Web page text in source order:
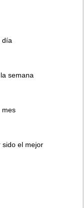
día
semana
mes
sido el mejor